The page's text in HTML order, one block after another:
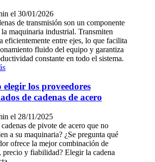
el 30/01/2026
de transmisión son un componente
maquinaria industrial. Transmiten
eficientemente entre ejes, lo que facilita
fluido del equipo y garantiza
constante en todo el sistema.
elegir los proveedores
de cadenas de acero
el 28/11/2025
cadenas de pivote de acero que no
a su maquinaria? ¿Se pregunta qué
ofrece la mejor combinación de
precio y fiabilidad? Elegir la cadena